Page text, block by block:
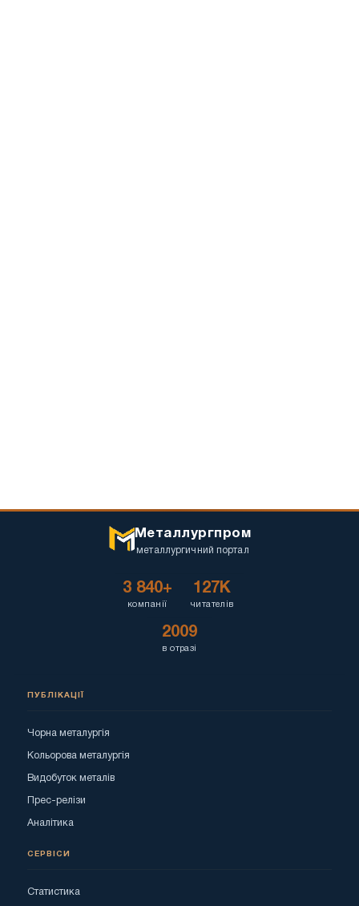
Металлургпром
металлургичний портал
3 840+
компанії
127K
читателів
2009
в отразі
ПУБЛІКАЦІЇ
Чорна металургія
Кольорова металургія
Видобуток металів
Прес-релізи
Аналітика
СЕРВІСИ
Статистика